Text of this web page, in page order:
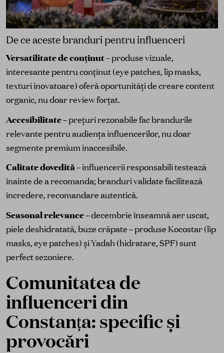
De ce aceste branduri pentru influenceri
Versatilitate de conținut– produse vizuale,
interesante pentru conținut (eye patches, lip masks,
texturi inovatoare) oferă oportunități de creare content
organic, nu doar review forțat.
Accesibilitate– prețuri rezonabile fac brandurile
relevante pentru audiența influencerilor, nu doar
segmente premium inaccesibile.
Calitate dovedită– influencerii responsabili testează
înainte de a recomanda; branduri validate facilitează
încredere, recomandare autentică.
Seasonal relevance– decembrie înseamnă aer uscat,
piele deshidratată, buze crăpate – produse Kocostar (lip
masks, eye patches) și Yadah (hidratare, SPF) sunt
perfect sezoniere.
Comunitatea de
influenceri din
Constanța: specific și
provocări